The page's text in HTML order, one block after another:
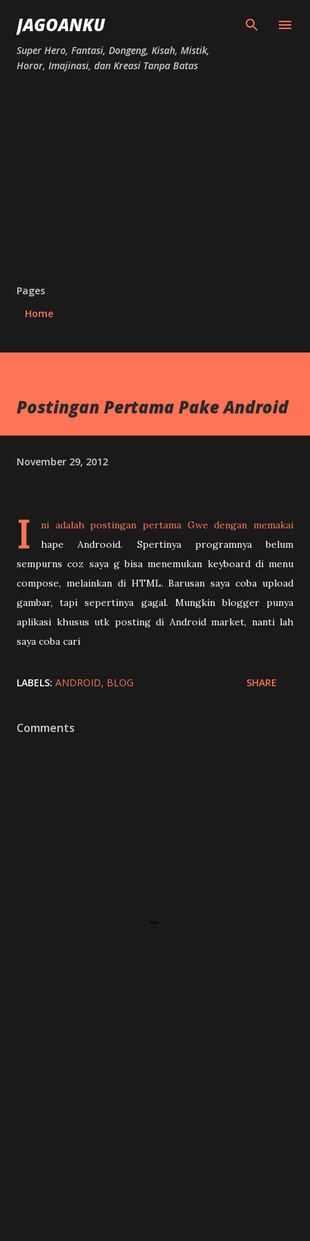
JAGOANKU
Super Hero, Fantasi, Dongeng, Kisah, Mistik,
Horor, Imajinasi, dan Kreasi Tanpa Batas
Pages
Home
Postingan Pertama Pake Android
November 29, 2012
I
ni adalah postingan pertama Gwe dengan memakai
hape Androoid. Spertinya programnya belum
sempurns coz saya g bisa menemukan keyboard di menu
compose, melainkan di HTML. Barusan saya coba upload
gambar, tapi sepertinya gagal. Mungkin blogger punya
aplikasi khusus utk posting di Android market, nanti lah
saya coba cari
LABELS: ANDROID BLOG SHARE
Comments